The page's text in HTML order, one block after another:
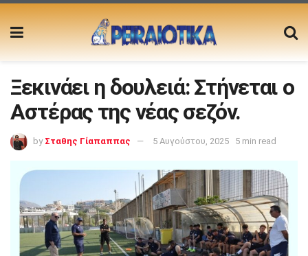
Ξεκινάει η δουλειά: Στήνεται ο
Αστέρας της νέας σεζόν.
by Σταθης Γίαπαππας 5 Αυγούστου, 2025 5 min read